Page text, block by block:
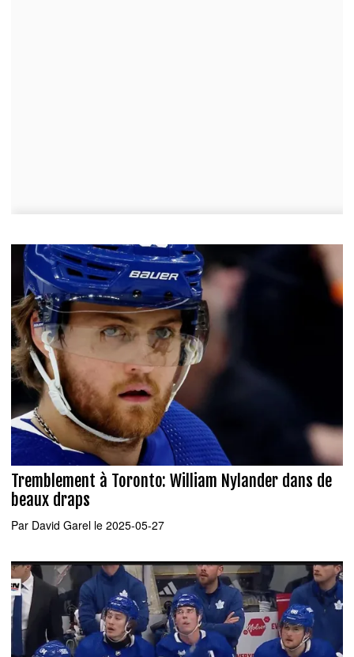
Tremblement à Toronto: William Nylander dans de
beaux draps
Par David Garel le 2025-05-27